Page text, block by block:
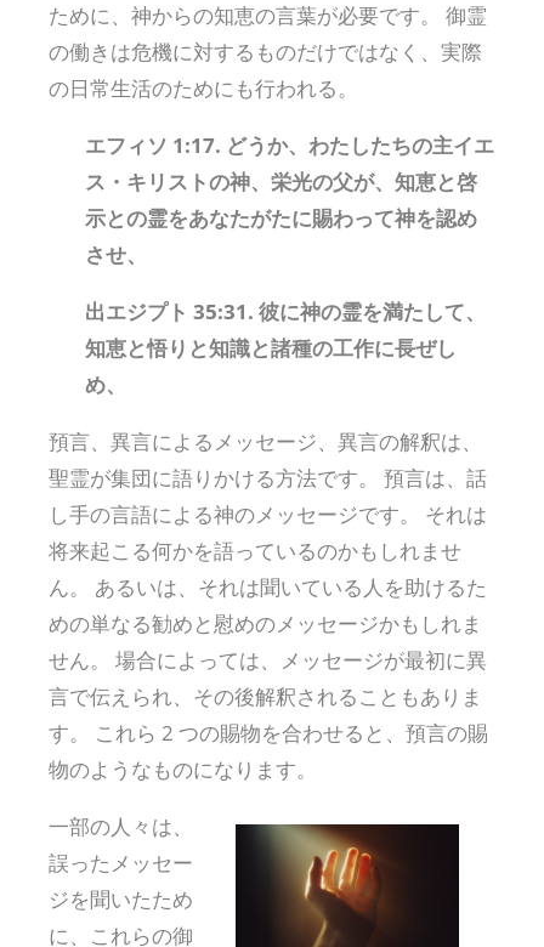
ために、神からの知恵の言葉が必要です。 御霊
の働きは危機に対するものだけではなく、実際
の日常生活のためにも行われる。
エフィソ 1:17. どうか、わたしたちの主イエ
ス・キリストの神、栄光の父が、知恵と啓
示との霊をあなたがたに賜わって神を認め
させ、
出エジプト 35:31. 彼に神の霊を満たして、
知恵と悟りと知識と諸種の工作に長ぜし
め、
預言、異言によるメッセージ、異言の解釈は、
聖霊が集団に語りかける方法です。 預言は、話
し手の言語による神のメッセージです。 それは
将来起こる何かを語っているのかもしれませ
ん。 あるいは、それは聞いている人を助けるた
めの単なる勧めと慰めのメッセージかもしれま
せん。 場合によっては、メッセージが最初に異
言で伝えられ、その後解釈されることもありま
す。 これら 2 つの賜物を合わせると、預言の賜
物のようなものになります。
一部の人々は、
誤ったメッセー
ジを聞いたため
に、これらの御